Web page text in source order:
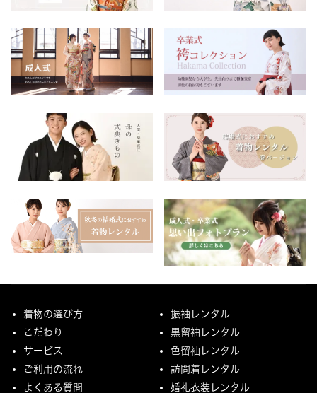
着物の選び方
こだわり
サービス
ご利用の流れ
よくある質問
振袖レンタル
黒留袖レンタル
色留袖レンタル
訪問着レンタル
婚礼衣装レンタル